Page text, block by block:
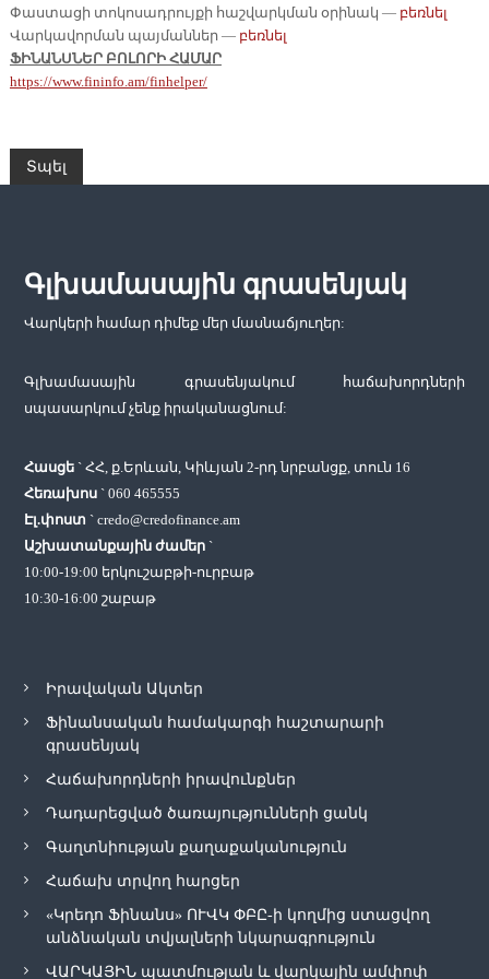
Փաստացի տոկոսադրույքի հաշվարկման օրինակ — բեռնել
Վարկավորման պայմաններ — բեռնել
ՖԻՆԱՆՍՆԵՐ ԲՈԼՈՐԻ ՀԱՄԱՐ
https://www.fininfo.am/finhelper/
Գլխամասային գրասենյակ
Վարկերի համար դիմեք մեր մասնաճյուղեր:
Գլխամասային գրասենյակում հաճախորդների
սպասարկում չենք իրականացնում:
Հասցե` ՀՀ, ք.Երևան, Կիևյան 2-րդ նրբանցք, տուն 16
Հեռախոս` 060 465555
Էլ.փոստ ` credo@credofinance.am
Աշխատանքային ժամեր`
10:00-19:00 երկուշաբթի-ուրբաթ
10:30-16:00 շաբաթ
Իրավական Ակտեր
Ֆինանսական համակարգի հաշտարարի
գրասենյակ
Հաճախորդների իրավունքներ
Դադարեցված ծառայությունների ցանկ
Գաղտնիության քաղաքականություն
Հաճախ տրվող հարցեր
«Կրեդո Ֆինանս» ՈՒՎԿ ՓԲԸ-ի կողմից ստացվող
անձնական տվյալների նկարագրություն
ՎԱՐԿԱՅԻՆ պատմության և վարկային ամփոփ